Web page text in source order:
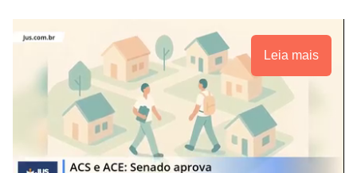
Leia mais